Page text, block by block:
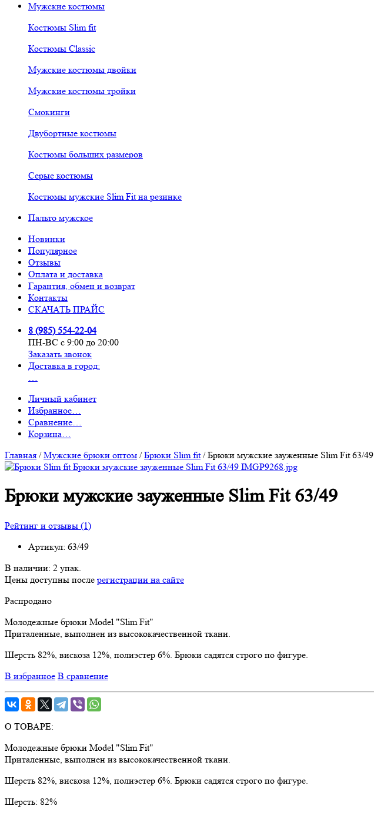
Мужские костюмы
Костюмы Slim fit
Костюмы Classic
Мужские костюмы двойки
Мужские костюмы тройки
Смокинги
Двубортные костюмы
Костюмы больших размеров
Серые костюмы
Костюмы мужские Slim Fit на резинке
Пальто мужское
Новинки
Популярное
Отзывы
Оплата и доставка
Гарантия, обмен и возврат
Контакты
СКАЧАТЬ ПРАЙС
8 (985) 554-22-04
ПН-ВС с 9:00 до 20:00
Заказать звонок
Доставка в город:
…
Личный кабинет
Избранное…
Сравнение…
Корзина…
Главная /Мужские брюки оптом /Брюки Slim fit/Брюки мужские зауженные Slim Fit 63/49
Брюки мужские зауженные Slim Fit 63/49
Рейтинг и отзывы (1)
Артикул: 63/49
В наличии: 2 упак.
Цены доступны после регистрации на сайте
Распродано
Молодежные брюки Model "Slim Fit"
Приталенные, выполнен из высококачественной ткани.
Шерсть 82%, вискоза 12%, полиэстер 6%. Брюки садятся строго по фигуре.
В избранное В сравнение
О ТОВАРЕ:
Молодежные брюки Model "Slim Fit"
Приталенные, выполнен из высококачественной ткани.
Шерсть 82%, вискоза 12%, полиэстер 6%. Брюки садятся строго по фигуре.
Шерсть: 82%